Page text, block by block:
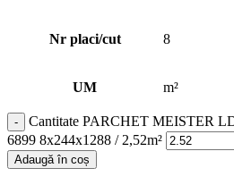
Nr placi/cut 8
UM m²
Cantitate PARCHET MEISTER
6899 8x244x1288 / 2,52m²
Adaugă în coș